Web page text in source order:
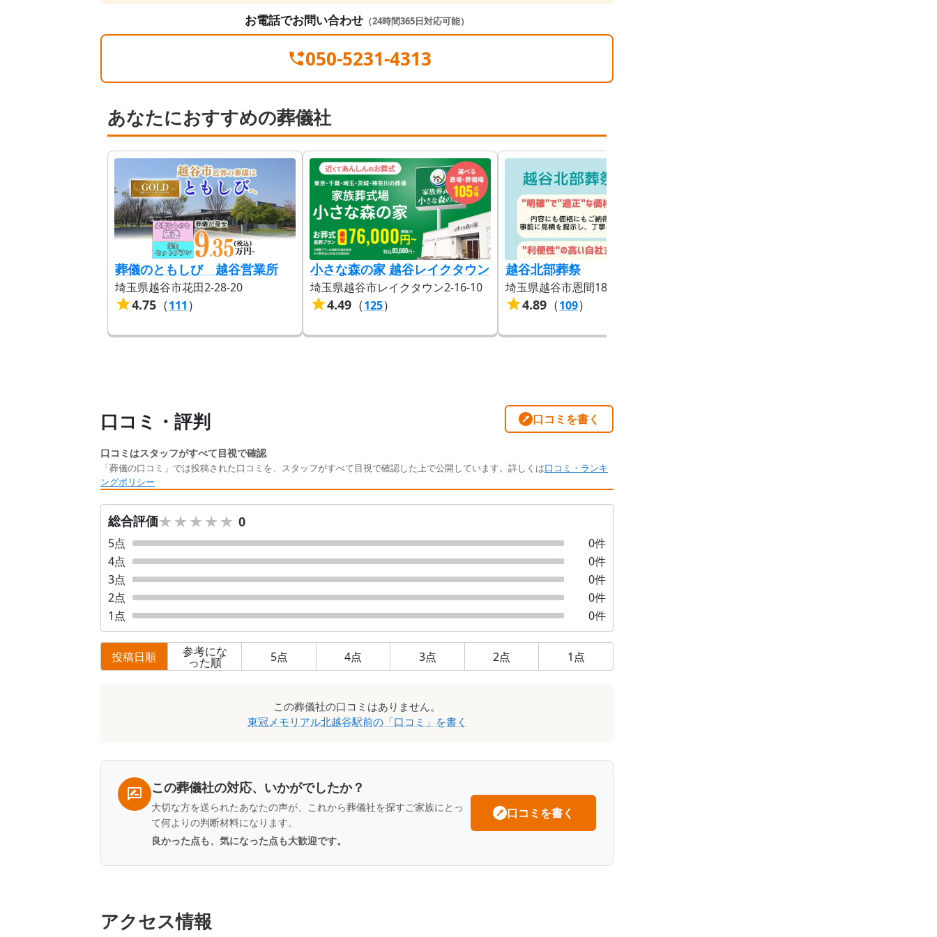
お電話でお問い合わせ （24時間365日対応可能）
050-5231-4313
あなたにおすすめの葬儀社
葬儀のともしび 越谷営業所
埼玉県越谷市花田2-28-20
4.75 （111 ）
小さな森の家 越谷レイクタウン
埼玉県越谷市レイクタウン2-16-10
4.49 （125）
越谷北部葬祭
埼玉県越谷市恩間180-3
4.89 （109）
口コミ・評判 口コミを書く
口コミはスタッフがすべて目視で確認
「葬儀の口コミ」では投稿された口コミを、スタッフがすべて目視で確認した上で公開しています。詳しくは口コミ・ランキ
ングポリシー
総合評価★★★★★
★★★★★ 0
5点 0件
4点 0件
3点 0件
2点 0件
1 点 0件
投稿日順 参考にな
った順 5点 4点 3点 2点 1 点
この葬儀社の口コミはありません。
東冠メモリアル北越谷駅前の「口コミ」を書く
この葬儀社の対応、いかがでしたか？
大切な方を送られたあなたの声が、これから葬儀社を探すご家族にとっ
て何よりの判断材料になります。
良かった点も、気になった点も大歓迎です。
口コミを書く
アクセス情報